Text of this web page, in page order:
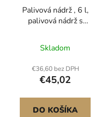
Palivová nádrž , 6 l,
palivová nádrž s
olejovou nádrží,
maximální průtok 5,5
l/min, nepropustná a
přenosná plochá nádrž
na kapalinu pro většinu
automobilů, motocyklů,
čtyřkolek, UTV Hadice
Skladom
€36,60 bez DPH
€45,02
DO KOŠÍKA